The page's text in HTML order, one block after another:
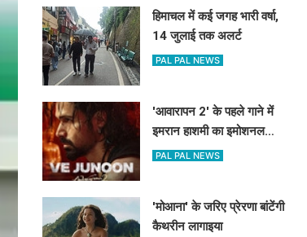
हिमाचल में कई जगह भारी वर्षा,
14 जुलाई तक अलर्ट
PAL PAL NEWS
'आवारापन 2' के पहले गाने में
इमरान हाशमी का इमोशनल
अवतार
PAL PAL NEWS
'मोआना' के जरिए प्रेरणा बांटेंगी
कैथरीन लागाइया